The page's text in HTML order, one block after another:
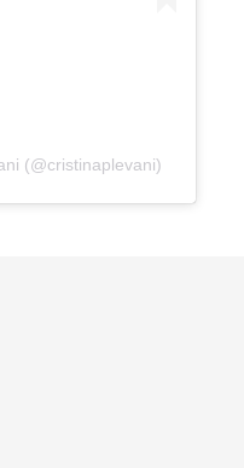
(@cristinaplevani)